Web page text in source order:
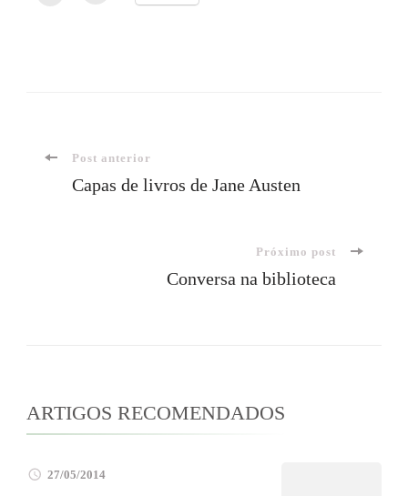
Navegação
Post anterior
Capas de livros de Jane Austen
Próximo post
Conversa na biblioteca
ARTIGOS RECOMENDADOS
27/05/2014